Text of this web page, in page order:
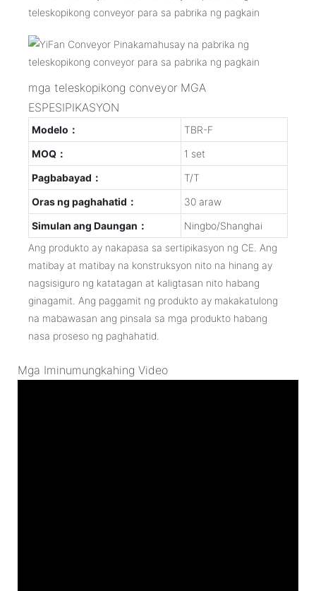
mga teleskopikong conveyor MGA
ESPESIPIKASYON
Modelo：
TBR-F
MOQ：
1 set
Pagbabayad：
T/T
Oras ng paghahatid：
30 araw
Simulan ang Daungan：
Ningbo/Shanghai
Ang produkto ay nakapasa sa sertipikasyon ng CE. Ang
matibay at matibay na konstruksyon nito na hinang ay
nagsisiguro ng katatagan at kaligtasan nito habang
ginagamit. Ang paggamit ng produkto ay makakatulong
na mabawasan ang pinsala sa mga produkto habang
nasa proseso ng paghahatid.
Mga Iminumungkahing Video